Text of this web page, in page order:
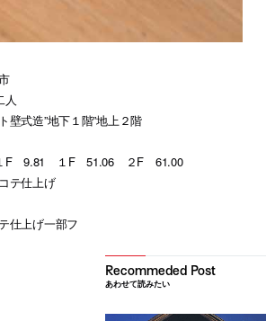
人
壁式造”地下１階”地上２階
F 9.81 １F 51.06 ２F 61.00
テ仕上げ
仕上げ一部フ
あわせて読みたい